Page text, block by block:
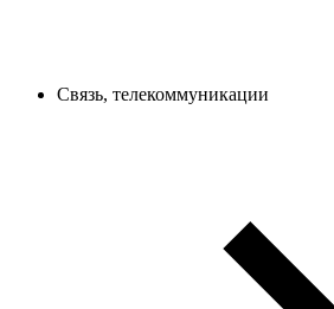
Связь, телекоммуникации